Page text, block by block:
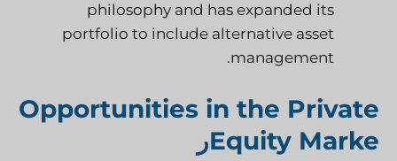
philosophy and has expanded its
portfolio to include alternative asset
management.
Opportunities in the Private
Equity Markeر